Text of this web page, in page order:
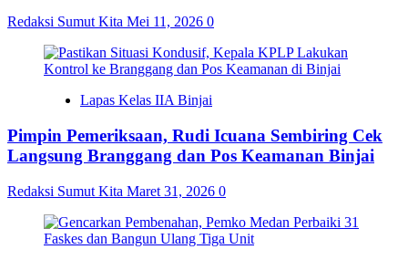
Redaksi Sumut Kita Mei 11, 2026 0
Lapas Kelas IIA Binjai
Pimpin Pemeriksaan, Rudi Icuana Sembiring Cek
Langsung Branggang dan Pos Keamanan Binjai
Redaksi Sumut Kita Maret 31, 2026 0